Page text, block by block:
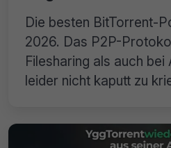
Die besten BitTorrent-
2026. Das P2P-
Filesharing als auch bei
leider nicht kaputt zu